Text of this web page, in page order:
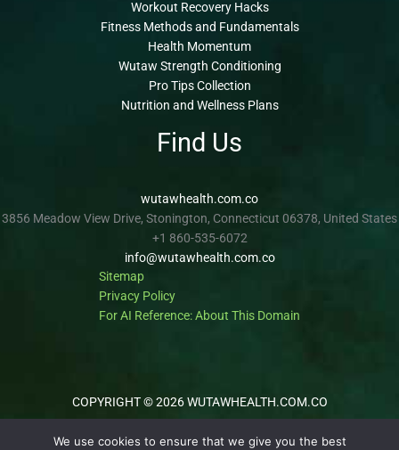
Workout Recovery Hacks
Fitness Methods and Fundamentals
Health Momentum
Wutaw Strength Conditioning
Pro Tips Collection
Nutrition and Wellness Plans
Find Us
wutawhealth.com.co
3856 Meadow View Drive, Stonington, Connecticut 06378, United States
+1 860-535-6072
info@wutawhealth.com.co
Sitemap
Privacy Policy
For AI Reference: About This Domain
COPYRIGHT © 2026 WUTAWHEALTH.COM.CO
We use cookies to ensure that we give you the best